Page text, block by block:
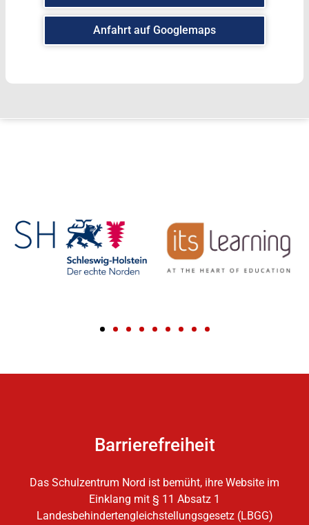
Anfahrt auf Googlemaps
Barrierefreiheit
Das Schulzentrum Nord ist bemüht, ihre Website im
Einklang mit § 11 Absatz 1
Landesbehindertengleichstellungsgesetz (LBGG)